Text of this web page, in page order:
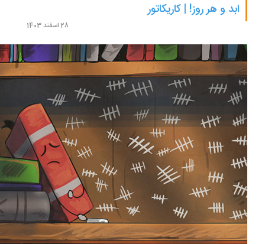
ابد و هر روز! | کاریکاتور